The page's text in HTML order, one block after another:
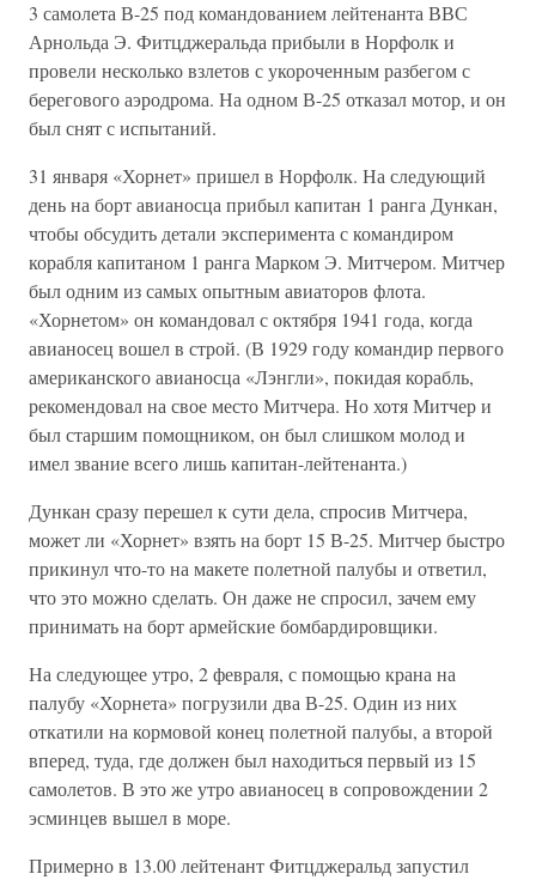
3 самолета В-25 под командованием лейтенанта ВВС
Арнольда Э. Фитцджеральда прибыли в Норфолк и
провели несколько взлетов с укороченным разбегом с
берегового аэродрома. На одном В-25 отказал мотор, и он
был снят с испытаний.
31 января «Хорнет» пришел в Норфолк. На следующий
день на борт авианосца прибыл капитан 1 ранга Дункан,
чтобы обсудить детали эксперимента с командиром
корабля капитаном 1 ранга Марком Э. Митчером. Митчер
был одним из самых опытным авиаторов флота.
«Хорнетом» он командовал с октября 1941 года, когда
авианосец вошел в строй. (В 1929 году командир первого
американского авианосца «Лэнгли», покидая корабль,
рекомендовал на свое место Митчера. Но хотя Митчер и
был старшим помощником, он был слишком молод и
имел звание всего лишь капитан-лейтенанта.)
Дункан сразу перешел к сути дела, спросив Митчера,
может ли «Хорнет» взять на борт 15 В-25. Митчер быстро
прикинул что-то на макете полетной палубы и ответил,
что это можно сделать. Он даже не спросил, зачем ему
принимать на борт армейские бомбардировщики.
На следующее утро, 2 февраля, с помощью крана на
палубу «Хорнета» погрузили два В-25. Один из них
откатили на кормовой конец полетной палубы, а второй
вперед, туда, где должен был находиться первый из 15
самолетов. В это же утро авианосец в сопровождении 2
эсминцев вышел в море.
Примерно в 13.00 лейтенант Фитцджеральд запустил